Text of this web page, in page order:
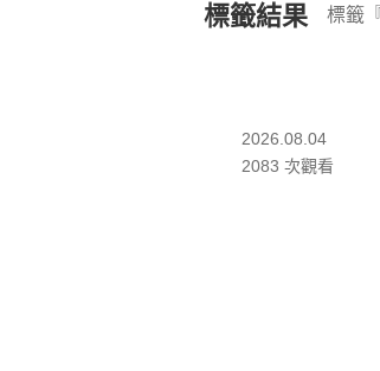
標籤結果 標籤
2026.08.04
2083 次觀看